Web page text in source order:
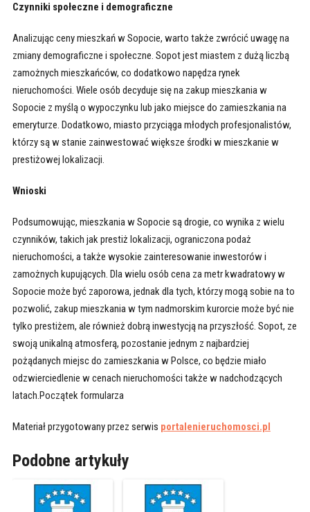
Czynniki społeczne i demograficzne
Analizując ceny mieszkań w Sopocie, warto także zwrócić uwagę na
zmiany demograficzne i społeczne. Sopot jest miastem z dużą liczbą
zamożnych mieszkańców, co dodatkowo napędza rynek
nieruchomości. Wiele osób decyduje się na zakup mieszkania w
Sopocie z myślą o wypoczynku lub jako miejsce do zamieszkania na
emeryturze. Dodatkowo, miasto przyciąga młodych profesjonalistów,
którzy są w stanie zainwestować większe środki w mieszkanie w
prestiżowej lokalizacji.
Wnioski
Podsumowując, mieszkania w Sopocie są drogie, co wynika z wielu
czynników, takich jak prestiż lokalizacji, ograniczona podaż
nieruchomości, a także wysokie zainteresowanie inwestorów i
zamożnych kupujących. Dla wielu osób cena za metr kwadratowy w
Sopocie może być zaporowa, jednak dla tych, którzy mogą sobie na to
pozwolić, zakup mieszkania w tym nadmorskim kurorcie może być nie
tylko prestiżem, ale również dobrą inwestycją na przyszłość. Sopot, ze
swoją unikalną atmosferą, pozostanie jednym z najbardziej
pożądanych miejsc do zamieszkania w Polsce, co będzie miało
odzwierciedlenie w cenach nieruchomości także w nadchodzących
latach.Początek formularza
Materiał przygotowany przez serwis portalenieruchomosci.pl
Podobne artykuły